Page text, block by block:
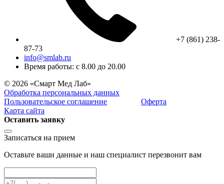
+7 (861) 238-
87-73
info@smlab.ru
Время работы: с 8.00 до 20.00
© 2026 «Смарт Мед Лаб»
Обработка персональных данных
Пользовательское соглашение
Оферта
Карта сайта
Оставить заявку
Записаться на прием
Оставьте ваши данные и наш специалист перезвонит вам